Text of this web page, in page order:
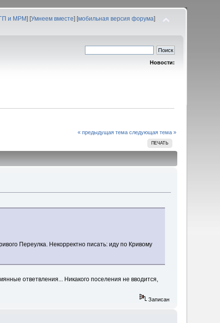
и МРМ] [Умнеем вместе] [мобильная версия форума]
Новости:
« предыдущая тема следующая тема »
ПЕЧАТЬ
Переулка. Некорректно писать: иду по Кривому
ответвления... Никакого поселения не вводится,
Записан